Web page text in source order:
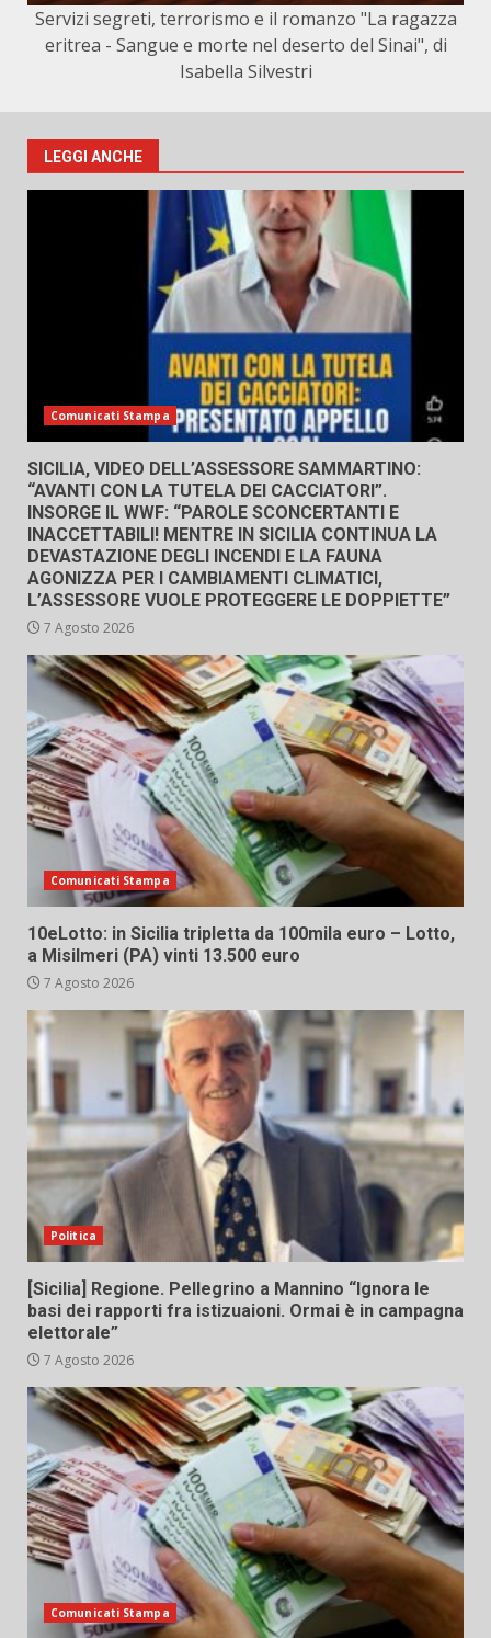
Servizi segreti, terrorismo e il romanzo "La ragazza
eritrea - Sangue e morte nel deserto del Sinai", di
Isabella Silvestri
LEGGI ANCHE
Comunicati Stampa
SICILIA, VIDEO DELL’ASSESSORE SAMMARTINO:
“AVANTI CON LA TUTELA DEI CACCIATORI”.
INSORGE IL WWF: “PAROLE SCONCERTANTI E
INACCETTABILI! MENTRE IN SICILIA CONTINUA LA
DEVASTAZIONE DEGLI INCENDI E LA FAUNA
AGONIZZA PER I CAMBIAMENTI CLIMATICI,
L’ASSESSORE VUOLE PROTEGGERE LE DOPPIETTE”
7 Agosto 2026
Comunicati Stampa
10eLotto: in Sicilia tripletta da 100mila euro – Lotto,
a Misilmeri (PA) vinti 13.500 euro
7 Agosto 2026
Politica
[Sicilia] Regione. Pellegrino a Mannino “Ignora le
basi dei rapporti fra istizuaioni. Ormai è in campagna
elettorale”
7 Agosto 2026
Comunicati Stampa